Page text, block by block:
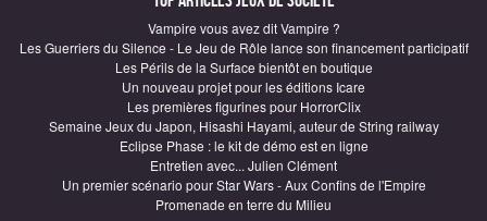
Vampire vous avez dit Vampire ?
Les Guerriers du Silence - Le Jeu de Rôle lance son financement participatif
Les Périls de la Surface bientôt en boutique
Un nouveau projet pour les éditions Icare
Les premières figurines pour HorrorClix
Semaine Jeux du Japon, Hisashi Hayami, auteur de String railway
Eclipse Phase : le kit de démo est en ligne
Entretien avec... Julien Clément
Un premier scénario pour Star Wars - Aux Confins de l'Empire
Promenade en terre du Milieu